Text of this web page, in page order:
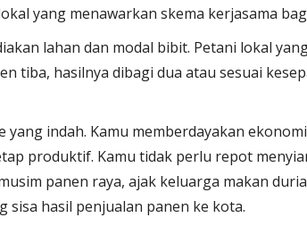
yang menawarkan skema kerjasama
lahan dan modal bibit. Petani lokal
tiba, hasilnya dibagi dua atau sesuai
yang indah. Kamu memberdayakan
produktif. Kamu tidak perlu repot
panen raya, ajak keluarga makan
sisa hasil penjualan panen ke kota.